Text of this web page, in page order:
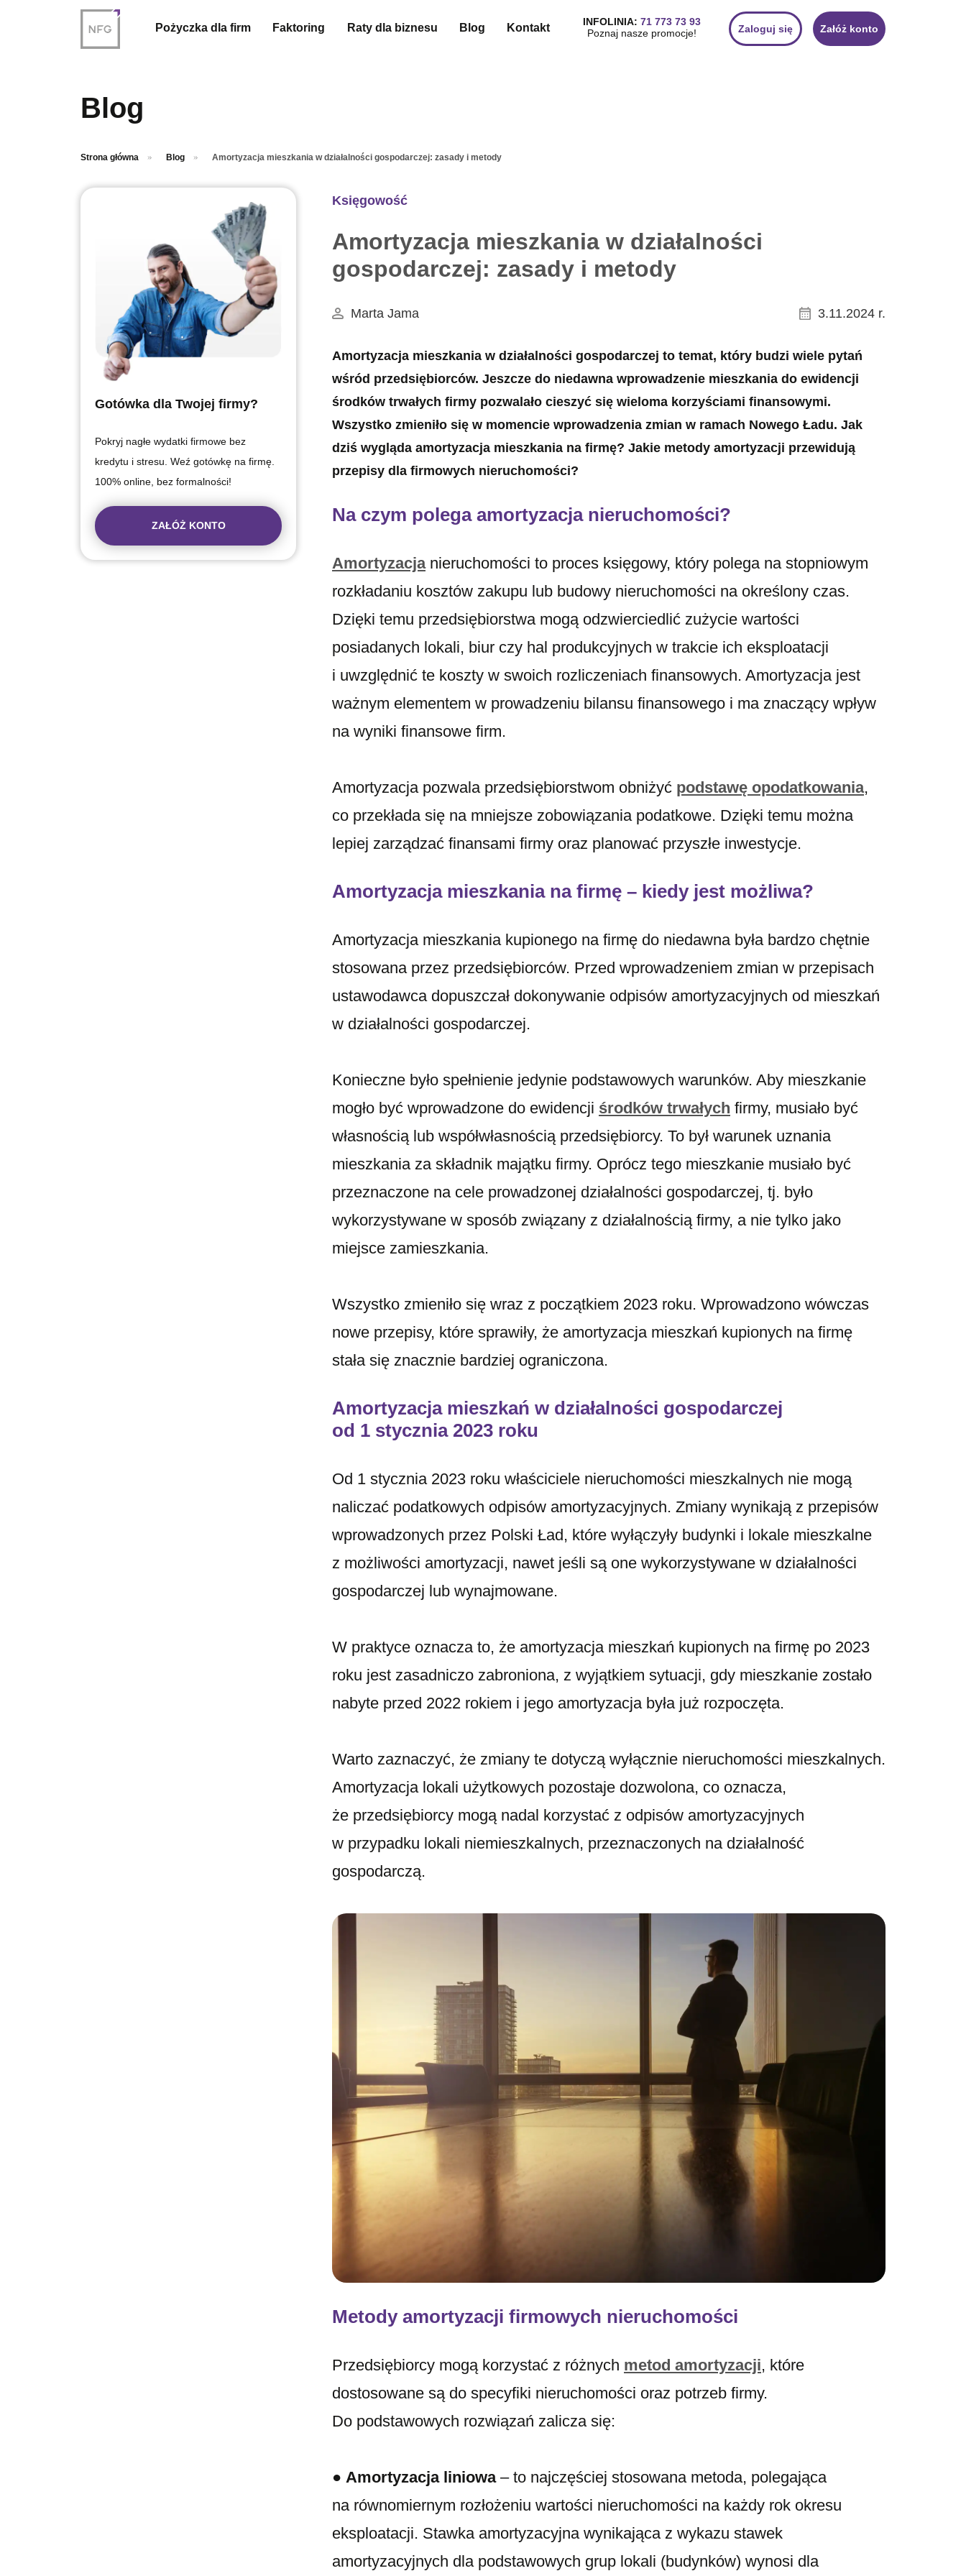
Przejdź do treści głównej
Pożyczka dla firm Faktoring Raty dla biznesu Blog Kontakt INFOLINIA: 71 773 73 93
Poznaj nasze promocje!
Zaloguj się Załóż konto
Blog
Strona główna Blog Amortyzacja mieszkania w działalności gospodarczej: zasady i metody
Gotówka dla Twojej firmy?
Pokryj nagłe wydatki firmowe bez
kredytu i stresu. Weź gotówkę na firmę.
100% online, bez formalności!
ZAŁÓŻ KONTO
Księgowość
Amortyzacja mieszkania w działalności
gospodarczej: zasady i metody
Marta Jama 3.11.2024 r.
Amortyzacja mieszkania w działalności gospodarczej to temat, który budzi wiele pytań
wśród przedsiębiorców. Jeszcze do niedawna wprowadzenie mieszkania do ewidencji
środków trwałych firmy pozwalało cieszyć się wieloma korzyściami finansowymi.
Wszystko zmieniło się w momencie wprowadzenia zmian w ramach Nowego Ładu. Jak
dziś wygląda amortyzacja mieszkania na firmę? Jakie metody amortyzacji przewidują
przepisy dla firmowych nieruchomości?
Na czym polega amortyzacja nieruchomości?
Amortyzacjanieruchomości to proces księgowy, który polega na stopniowym
rozkładaniu kosztów zakupu lub budowy nieruchomości na określony czas.
Dzięki temu przedsiębiorstwa mogą odzwierciedlić zużycie wartości
posiadanych lokali, biur czy hal produkcyjnych w trakcie ich eksploatacji
i uwzględnić te koszty w swoich rozliczeniach finansowych. Amortyzacja jest
ważnym elementem w prowadzeniu bilansu finansowego i ma znaczący wpływ
na wyniki finansowe firm.
Amortyzacja pozwala przedsiębiorstwom obniżyć podstawę opodatkowania,
co przekłada się na mniejsze zobowiązania podatkowe. Dzięki temu można
lepiej zarządzać finansami firmy oraz planować przyszłe inwestycje.
Amortyzacja mieszkania na firmę – kiedy jest możliwa?
Amortyzacja mieszkania kupionego na firmę do niedawna była bardzo chętnie
stosowana przez przedsiębiorców. Przed wprowadzeniem zmian w przepisach
ustawodawca dopuszczał dokonywanie odpisów amortyzacyjnych od mieszkań
w działalności gospodarczej.
Konieczne było spełnienie jedynie podstawowych warunków. Aby mieszkanie
mogło być wprowadzone do ewidencji środków trwałych firmy, musiało być
własnością lub współwłasnością przedsiębiorcy. To był warunek uznania
mieszkania za składnik majątku firmy. Oprócz tego mieszkanie musiało być
przeznaczone na cele prowadzonej działalności gospodarczej, tj. było
wykorzystywane w sposób związany z działalnością firmy, a nie tylko jako
miejsce zamieszkania.
Wszystko zmieniło się wraz z początkiem 2023 roku. Wprowadzono wówczas
nowe przepisy, które sprawiły, że amortyzacja mieszkań kupionych na firmę
stała się znacznie bardziej ograniczona.
Amortyzacja mieszkań w działalności gospodarczej
od 1 stycznia 2023 roku
Od 1 stycznia 2023 roku właściciele nieruchomości mieszkalnych nie mogą
naliczać podatkowych odpisów amortyzacyjnych. Zmiany wynikają z przepisów
wprowadzonych przez Polski Ład, które wyłączyły budynki i lokale mieszkalne
z możliwości amortyzacji, nawet jeśli są one wykorzystywane w działalności
gospodarczej lub wynajmowane.
W praktyce oznacza to, że amortyzacja mieszkań kupionych na firmę po 2023
roku jest zasadniczo zabroniona, z wyjątkiem sytuacji, gdy mieszkanie zostało
nabyte przed 2022 rokiem i jego amortyzacja była już rozpoczęta.
Warto zaznaczyć, że zmiany te dotyczą wyłącznie nieruchomości mieszkalnych.
Amortyzacja lokali użytkowych pozostaje dozwolona, co oznacza,
że przedsiębiorcy mogą nadal korzystać z odpisów amortyzacyjnych
w przypadku lokali niemieszkalnych, przeznaczonych na działalność
gospodarczą.
Metody amortyzacji firmowych nieruchomości
Przedsiębiorcy mogą korzystać z różnych metod amortyzacji, które
dostosowane są do specyfiki nieruchomości oraz potrzeb firmy.
Do podstawowych rozwiązań zalicza się:
● Amortyzacja liniowa– to najczęściej stosowana metoda, polegająca
na równomiernym rozłożeniu wartości nieruchomości na każdy rok okresu
eksploatacji. Stawka amortyzacyjna wynikająca z wykazu stawek
amortyzacyjnych dla podstawowych grup lokali (budynków) wynosi dla